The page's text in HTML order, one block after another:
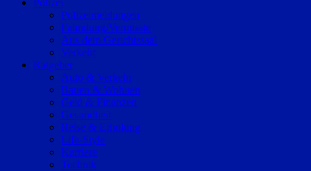
Polizei
Polizeimeldungen
Fahndung/Vermisste
Aus dem Gerichtssaal
Verkehr
Ratgeber
Auto & Verkehr
Bauen & Wohnen
Geld & Finanzen
Gesundheit
Reise & Erholung
Life-Style
Karriere
Technik